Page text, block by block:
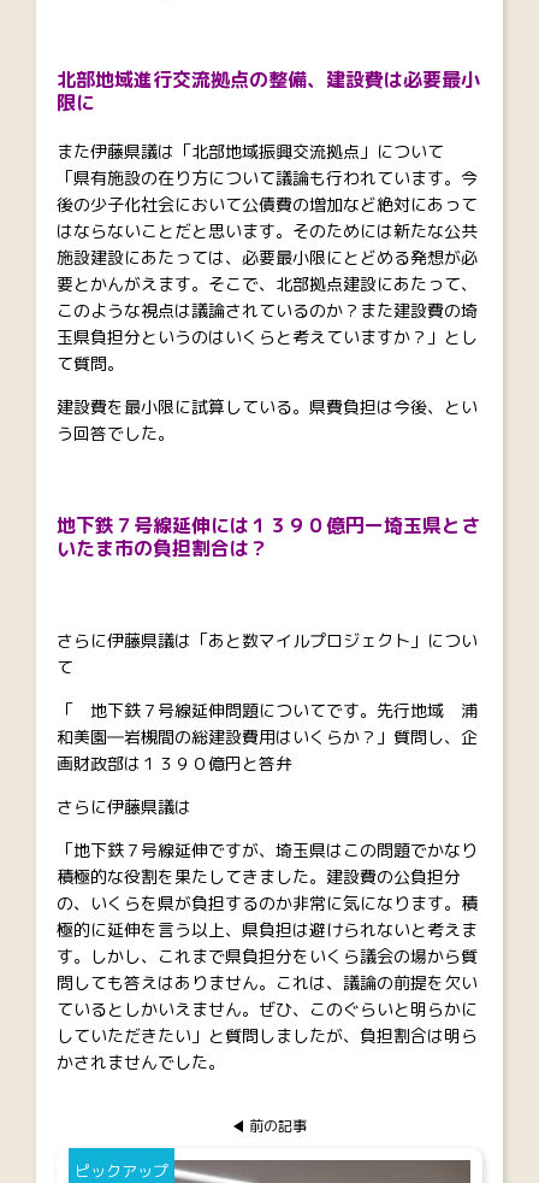
北部地域進行交流拠点の整備、建設費は必要最小
限に
また伊藤県議は「北部地域振興交流拠点」について
「県有施設の在り方について議論も行われています。今
後の少子化社会において公債費の増加など絶対にあって
はならないことだと思います。そのためには新たな公共
施設建設にあたっては、必要最小限にとどめる発想が必
要とかんがえます。そこで、北部拠点建設にあたって、
このような視点は議論されているのか？また建設費の埼
玉県負担分というのはいくらと考えていますか？」とし
て質問。
建設費を最小限に試算している。県費負担は今後、とい
う回答でした。
地下鉄７号線延伸には１３９０億円ー埼玉県とさ
いたま市の負担割合は？
さらに伊藤県議は「あと数マイルプロジェクト」につい
て
「 地下鉄７号線延伸問題についてです。先行地域 浦
和美園―岩槻間の総建設費用はいくらか？」質問し、企
画財政部は１３９０億円と答弁
さらに伊藤県議は
「地下鉄７号線延伸ですが、埼玉県はこの問題でかなり
積極的な役割を果たしてきました。建設費の公負担分
の、いくらを県が負担するのか非常に気になります。積
極的に延伸を言う以上、県負担は避けられないと考えま
す。しかし、これまで県負担分をいくら議会の場から質
問しても答えはありません。これは、議論の前提を欠い
ているとしかいえません。ぜひ、このぐらいと明らかに
していただきたい」と質問しましたが、負担割合は明ら
かされませんでした。
前の記事
ピックアップ